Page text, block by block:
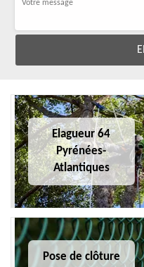
Elagueur 64
Pyrénées-
Atlantiques
Pose de clôture